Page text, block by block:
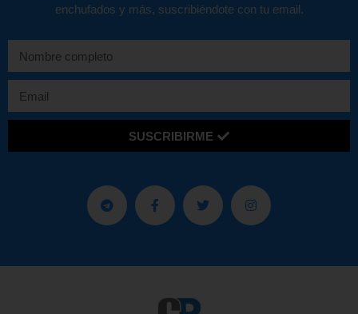
enchufados y más, suscribiéndote con tu email.
SUSCRIBIRME